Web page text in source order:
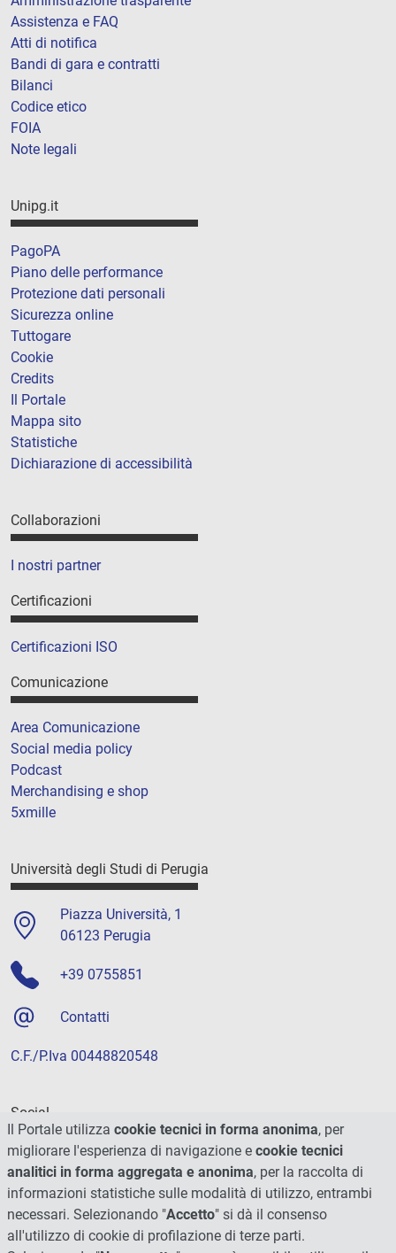
Assistenza e FAQ
Atti di notifica
Bandi di gara e contratti
Bilanci
Codice etico
FOIA
Note legali
Unipg.it
PagoPA
Piano delle performance
Protezione dati personali
Sicurezza online
Tuttogare
Cookie
Credits
Il Portale
Mappa sito
Statistiche
Dichiarazione di accessibilità
Collaborazioni
I nostri partner
Certificazioni
Certificazioni ISO
Comunicazione
Area Comunicazione
Social media policy
Podcast
Merchandising e shop
5xmille
Università degli Studi di Perugia
Piazza Università, 1
06123 Perugia
+39 0755851
Contatti
C.F./P.Iva 00448820548
Social
Il Portale utilizza cookie tecnici in forma anonima, per
migliorare l'esperienza di navigazione e cookie tecnici
analitici in forma aggregata e anonima, per la raccolta di
informazioni statistiche sulle modalità di utilizzo, entrambi
necessari. Selezionando "Accetto" si dà il consenso
all'utilizzo di cookie di profilazione di terze parti.